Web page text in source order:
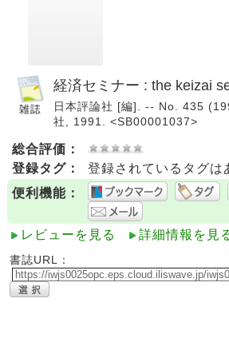
経済セミナー : the keizai
日本評論社 [編]. -- No. 435
社, 1991. <SB00001037>
総合評価：
登録タグ：
登録されているタグは
便利機能：
レビューを見る 詳細情報を見
書誌URL：